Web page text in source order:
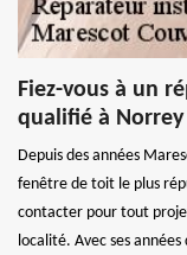
Fiez-vous à un
qualifié à Norrey
Depuis des années
fenêtre de toit le plus
contacter pour tout
localité. Avec ses